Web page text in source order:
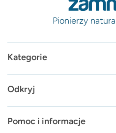
Pionierzy
Kategorie
Odkryj
Pomoc i informacje